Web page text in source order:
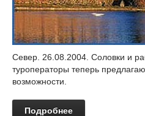
Север. 26.08.2004. Соловки и
туроператоры теперь
возможности.
Подробнее